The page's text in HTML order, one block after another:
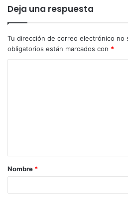
Deja una respuesta
Tu dirección de correo electrónico no
obligatorios están marcados con *
Nombre *